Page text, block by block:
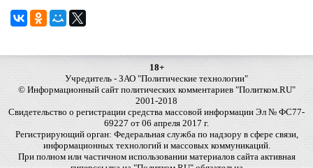
18+
Учредитель - ЗАО "Политические технологии"
© Информационный сайт политических комментариев "Политком.RU"
2001-2018
Свидетельство о регистрации средства массовой информации Эл № ФС77-
69227 от 06 апреля 2017 г.
Регистрирующий орган: Федеральная служба по надзору в сфере связи,
информационных технологий и массовых коммуникаций.
При полном или частичном использовании материалов сайта активная